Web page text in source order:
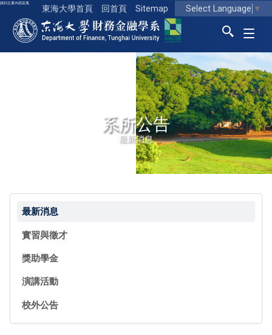
跳到主要內容區塊
東海大學首頁 回首頁 Sitemap Select Language ▼
東海大學logo
系所公告
最新消息
最新消息
實習與徵才
獎助學金
演講活動
校外公告